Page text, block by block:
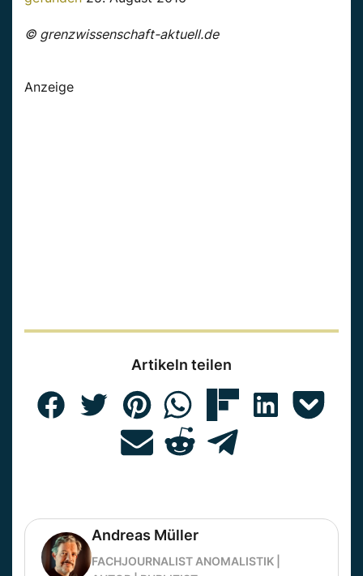
© grenzwissenschaft-aktuell.de
Anzeige
Artikeln teilen
Andreas Müller
FACHJOURNALIST ANOMALISTIK |